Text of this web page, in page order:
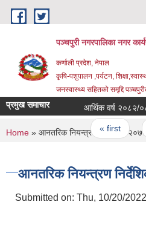
Skip to main content
पञ्चपुरी नगरपालिका नगर
कर्णाली प्रदेश, नेपाल
कृषि-पशुपालन ,पर्यटन,
जनस्वास्थ्य सहितको समृद्दि
प्रमुख समाचार आर्थिक वर्ष २०८२/०८३
Pages
« first ‹
You are here
Home » आनतरिक नियन्त्रण निर्देशिका २०७८
आनतरिक नियन्त्रण
Submitted on: Thu, 10/20/